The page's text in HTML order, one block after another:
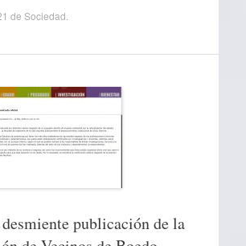
de Sociedad
publicación de la